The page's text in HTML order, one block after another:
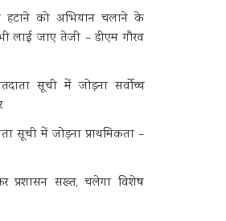
हटाने को अभियान चलाने के
लाई जाए तेजी – डीएम गौरव
सूची में जोड़ना सर्वोच्च
सूची में जोड़ना प्राथमिकता –
प्रशासन सख्त, चलेगा विशेष